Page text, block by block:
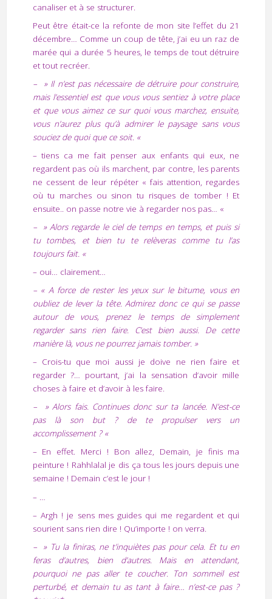
canaliser et à se structurer.
Peut être était-ce la refonte de mon site l’effet du 21
décembre… Comme un coup de tête, j’ai eu un raz de
marée qui a durée 5 heures, le temps de tout détruire
et tout recréer.
– » Il n’est pas nécessaire de détruire pour construire,
mais l’essentiel est que vous vous sentiez à votre place
et que vous aimez ce sur quoi vous marchez, ensuite,
vous n’aurez plus qu’à admirer le paysage sans vous
souciez de quoi que ce soit. «
– tiens ca me fait penser aux enfants qui eux, ne
regardent pas où ils marchent, par contre, les parents
ne cessent de leur répéter « fais attention, regardes
où tu marches ou sinon tu risques de tomber ! Et
ensuite.. on passe notre vie à regarder nos pas… «
– » Alors regarde le ciel de temps en temps, et puis si
tu tombes, et bien tu te relèveras comme tu l’as
toujours fait. «
– oui… clairement…
– « A force de rester les yeux sur le bitume, vous en
oubliez de lever la tête. Admirez donc ce qui se passe
autour de vous, prenez le temps de simplement
regarder sans rien faire. C’est bien aussi. De cette
manière là, vous ne pourrez jamais tomber. »
– Crois-tu que moi aussi je doive ne rien faire et
regarder ?… pourtant, j’ai la sensation d’avoir mille
choses à faire et d’avoir à les faire.
– » Alors fais. Continues donc sur ta lancée. N’est-ce
pas là son but ? de te propulser vers un
accomplissement ? «
– En effet. Merci ! Bon allez, Demain, je finis ma
peinture ! Rahhlalal je dis ça tous les jours depuis une
semaine ! Demain c’est le jour !
– …
– Argh ! je sens mes guides qui me regardent et qui
sourient sans rien dire ! Qu’importe ! on verra.
– » Tu la finiras, ne t’inquiètes pas pour cela. Et tu en
feras d’autres, bien d’autres. Mais en attendant,
pourquoi ne pas aller te coucher. Ton sommeil est
perturbé, et demain tu as tant à faire… n’est-ce pas ?